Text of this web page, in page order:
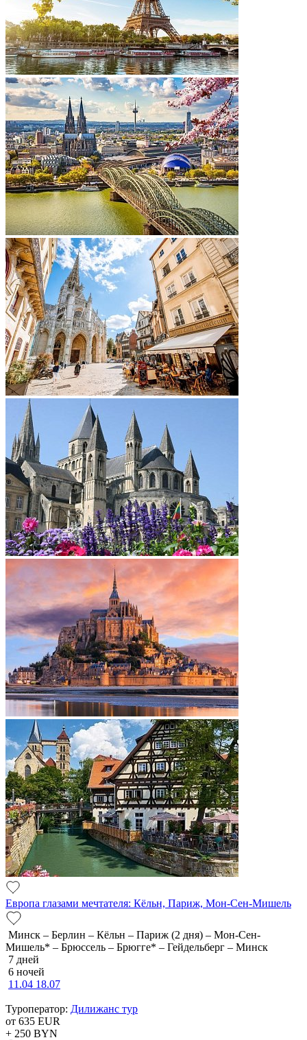
Европа глазами мечтателя: Кёльн, Париж, Мон-Сен-Мишель
Минск – Берлин – Кёльн – Париж (2 дня) – Мон-Сен-
Мишель* – Брюссель – Брюгге* – Гейдельберг – Минск
7 дней
6 ночей
11.04 18.07
Туроператор: Дилижанс тур
от 635 EUR
+ 250 BYN